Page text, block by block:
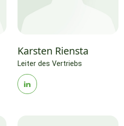
Karsten Riensta
Leiter des Vertriebs